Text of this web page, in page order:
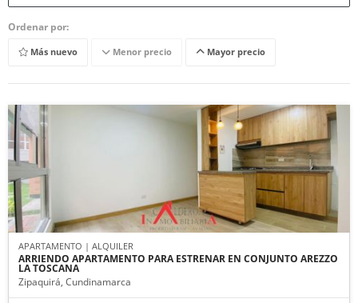
Ordenar por:
Más nuevo Menor precio Mayor precio
APARTAMENTO | ALQUILER
ARRIENDO APARTAMENTO PARA ESTRENAR EN CONJUNTO AREZZO
LA TOSCANA
Zipaquirá, Cundinamarca